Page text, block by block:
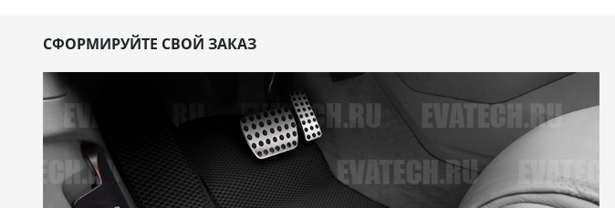
СФОРМИРУЙТЕ СВОЙ ЗАКАЗ